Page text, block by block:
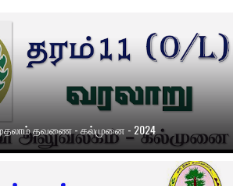
முதலாம் தவணை - கல்முனை - 2024